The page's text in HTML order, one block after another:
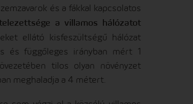
és a fákkal kapcsolatos
a villamos hálózatot
ellátó kisfeszültségű hálózat
és függőleges irányban mért 1
tilos olyan növényzet
meghaladja a 4 métert.